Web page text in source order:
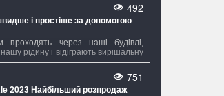
492
і простіше за допомогою
проходять через наші будівлі,
рідину і відіграють вирішальну
галузях промисловості. Від
газових труб до систем опалення
труби є незамінними
нашого сучасного світу.
751
2023 Найбільший розпродаж